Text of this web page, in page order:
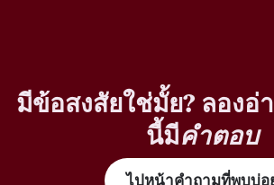
มีข้อสงสัยใช่มั้ย? ลองอ่
นี้มีคำตอบ
ไปหน้าคำถามที่พบบ่อ